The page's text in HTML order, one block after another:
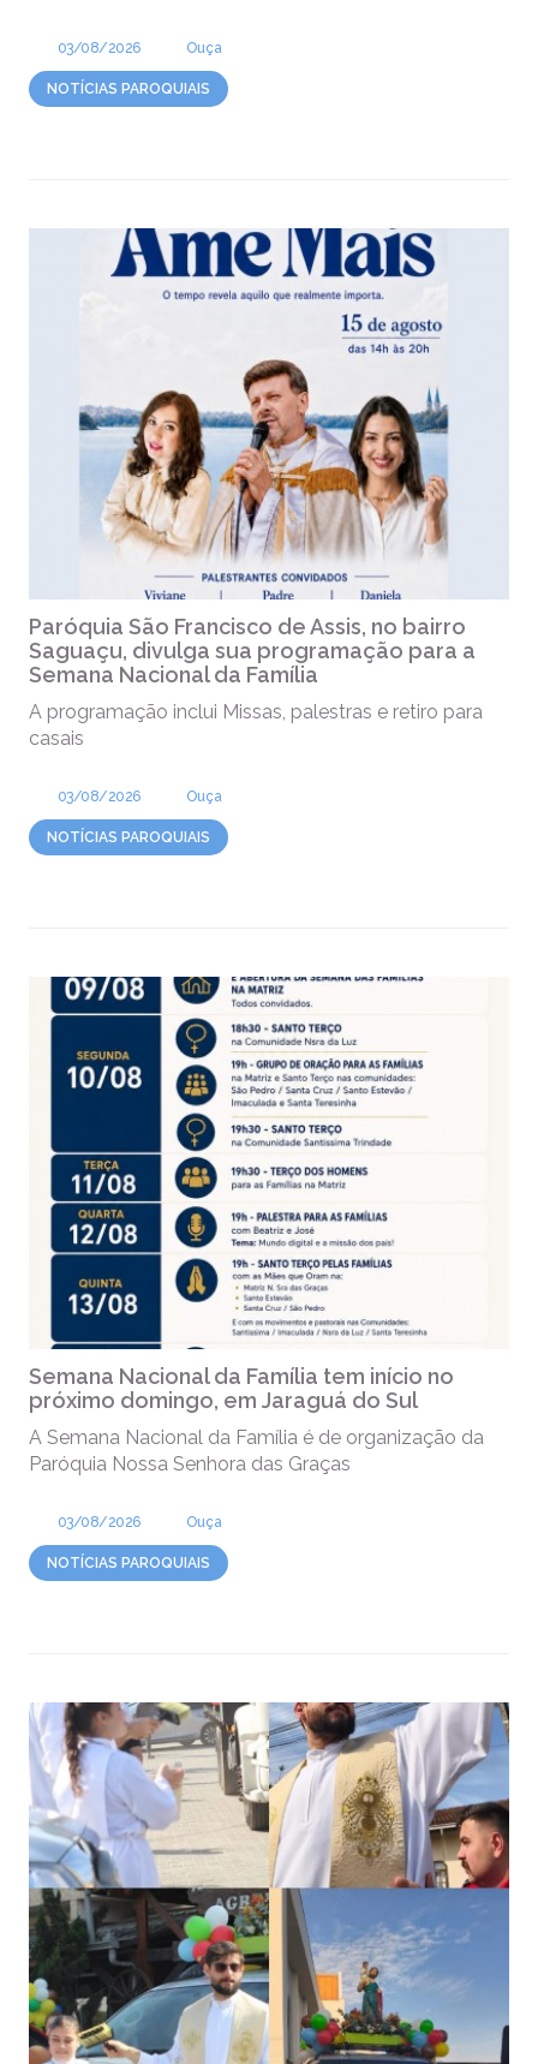
03/08/2026 Ouça
NOTÍCIAS PAROQUIAIS
Paróquia São Francisco de Assis, no bairro
Saguaçu, divulga sua programação para a
Semana Nacional da Família
A programação inclui Missas, palestras e retiro para
casais
03/08/2026 Ouça
NOTÍCIAS PAROQUIAIS
Semana Nacional da Família tem início no
próximo domingo, em Jaraguá do Sul
A Semana Nacional da Família é de organização da
Paróquia Nossa Senhora das Graças
03/08/2026 Ouça
NOTÍCIAS PAROQUIAIS